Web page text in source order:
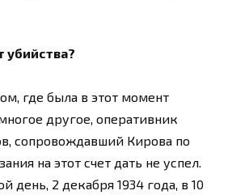
убийства?
где была в этот момент
другое, оперативник
сопровождавший Кирова по
на этот счет дать не успел.
день, 2 декабря 1934 года, в 10